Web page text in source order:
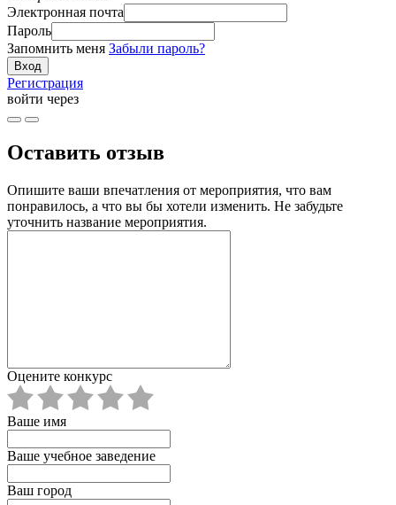
Электронная почта
Пароль
Запомнить меня Забыли пароль?
Регистрация
войти через
Оставить отзыв
Опишите ваши впечатления от мероприятия, что вам
понравилось, а что вы бы хотели изменить. Не забудьте
уточнить название мероприятия.
Оцените конкурс
Ваше имя
Ваше учебное заведение
Ваш город